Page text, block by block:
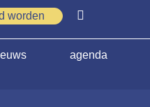
worden
agenda